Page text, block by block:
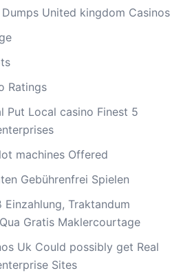
United kingdom Casinos
Ratings
Put Local casino Finest 5
machines Offered
Gebührenfrei Spielen
Einzahlung, Traktandum
Gratis Maklercourtage
Uk Could possibly get Real
Sites